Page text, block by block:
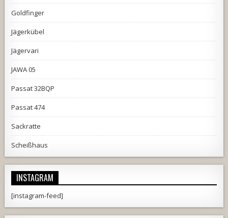
Goldfinger
Jägerkübel
Jägervari
JAWA 05
Passat 32BQP
Passat 474
Sackratte
Scheißhaus
INSTAGRAM
[instagram-feed]